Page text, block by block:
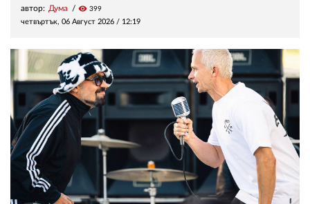
автор: Дума visibility 399
четвъртък, 06 Август 2026 / 12:19